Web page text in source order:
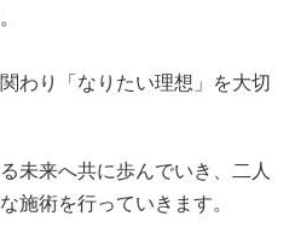
わり「なりたい理想」を大切
未来へ共に歩んでいき、二人
施術を行っていきます。